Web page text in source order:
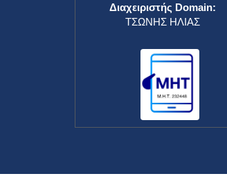
Διαχειριστής Domain:
ΤΣΩΝΗΣ ΗΛΙΑΣ